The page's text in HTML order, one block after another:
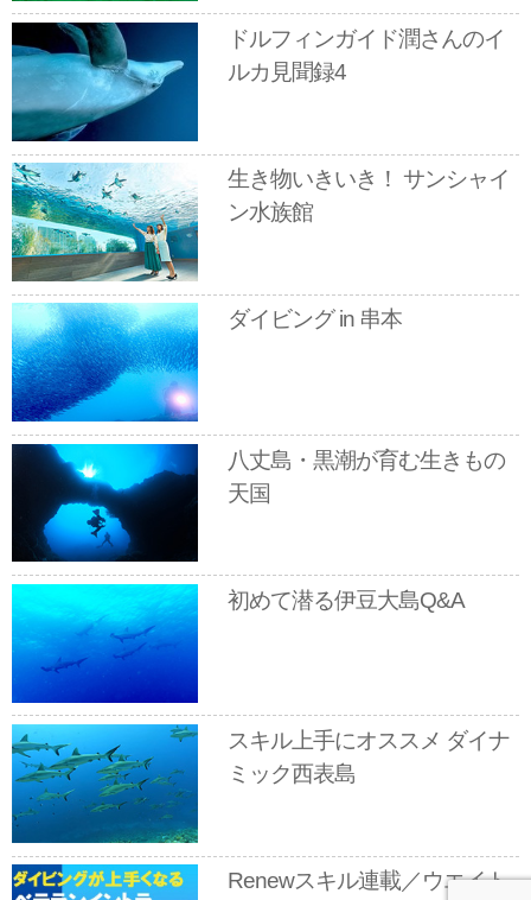
ドルフィンガイド潤さんのイ
ルカ見聞録4
生き物いきいき！ サンシャイ
ン水族館
ダイビング in 串本
八丈島・黒潮が育む生きもの
天国
初めて潜る伊豆大島Q&A
スキル上手にオススメ ダイナ
ミック西表島
Renewスキル連載／ウエイト